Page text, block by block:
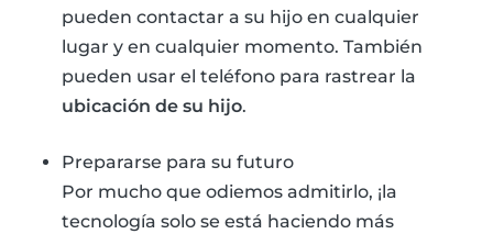
pueden contactar a su hijo en cualquier
lugar y en cualquier momento. También
pueden usar el teléfono para rastrear la
ubicación de su hijo.
Prepararse para su futuro
Por mucho que odiemos admitirlo, ¡la
tecnología solo se está haciendo más